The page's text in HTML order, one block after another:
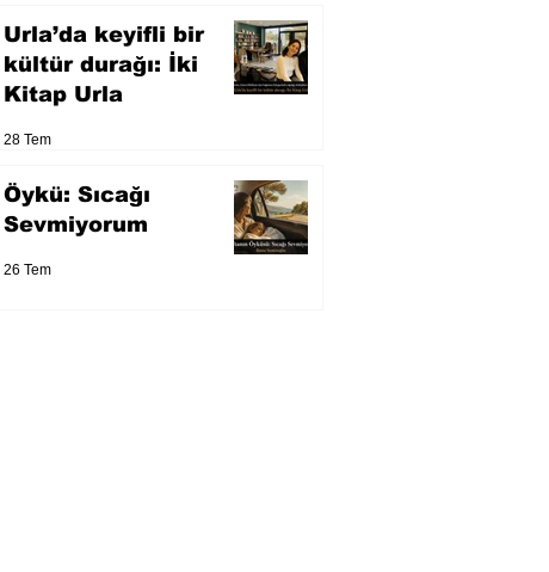
Urla’da keyifli bir
kültür durağı: İki
Kitap Urla
28 Tem
Öykü: Sıcağı
Sevmiyorum
26 Tem